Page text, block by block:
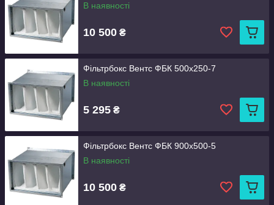
В наявності
10 500 ₴
Фільтрбокс Вентс ФБК 500x250-7
В наявності
5 295 ₴
Фільтрбокс Вентс ФБК 900x500-5
В наявності
10 500 ₴